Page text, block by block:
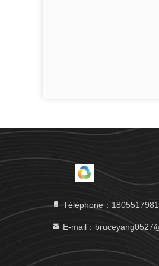
Téléphone：
E-mail：